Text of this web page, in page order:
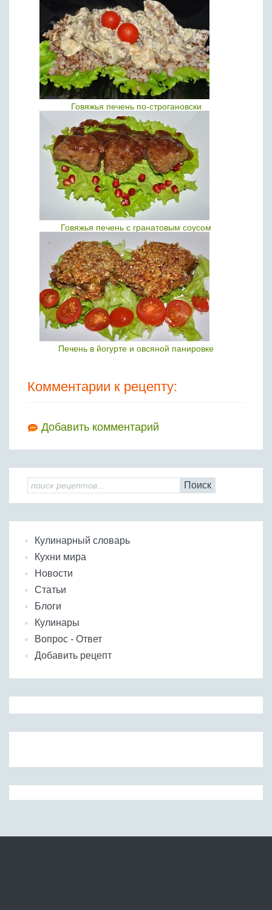
Говяжья печень по-строгановски
Говяжья печень с гранатовым соусом
Печень в йогурте и овсяной панировке
Комментарии к рецепту:
Добавить комментарий
Поиск
Кулинарный словарь
Кухни мира
Новости
Статьи
Блоги
Кулинары
Вопрос - Ответ
Добавить рецепт